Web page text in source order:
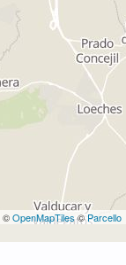
©OpenMapTiles©Parcello